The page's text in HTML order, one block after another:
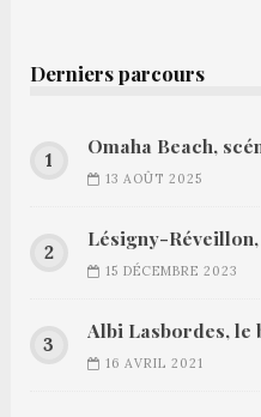
Derniers parcours
Omaha Beach,
13 AOÛT 2025
Lésigny-
15 DÉCEMBRE 2023
Albi Lasbordes,
16 AVRIL 2021